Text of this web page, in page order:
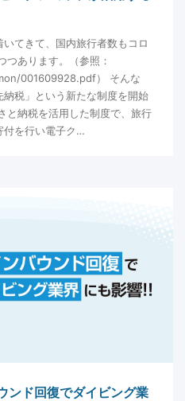
てきて、国内旅行者数もコロ
つあります。（参照：
001609928.pdf） そんな
税」という新たな制度を開始
と納税を活用した制度で、旅行
付を行い電子ク…
ンド回復でダイビング業